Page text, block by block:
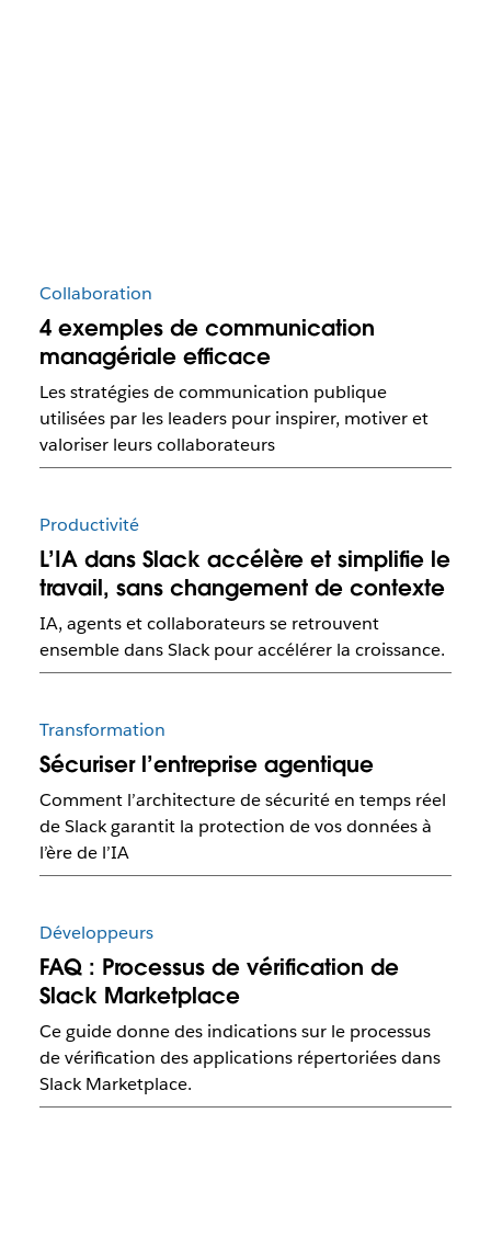
Collaboration
4 exemples de communication
managériale efficace
Les stratégies de communication publique
utilisées par les leaders pour inspirer, motiver et
valoriser leurs collaborateurs
Productivité
L’IA dans Slack accélère et simplifie le
travail, sans changement de contexte
IA, agents et collaborateurs se retrouvent
ensemble dans Slack pour accélérer la croissance.
Transformation
Sécuriser l’entreprise agentique
Comment l’architecture de sécurité en temps réel
de Slack garantit la protection de vos données à
l’ère de l’IA
Développeurs
FAQ : Processus de vérification de
Slack Marketplace
Ce guide donne des indications sur le processus
de vérification des applications répertoriées dans
Slack Marketplace.